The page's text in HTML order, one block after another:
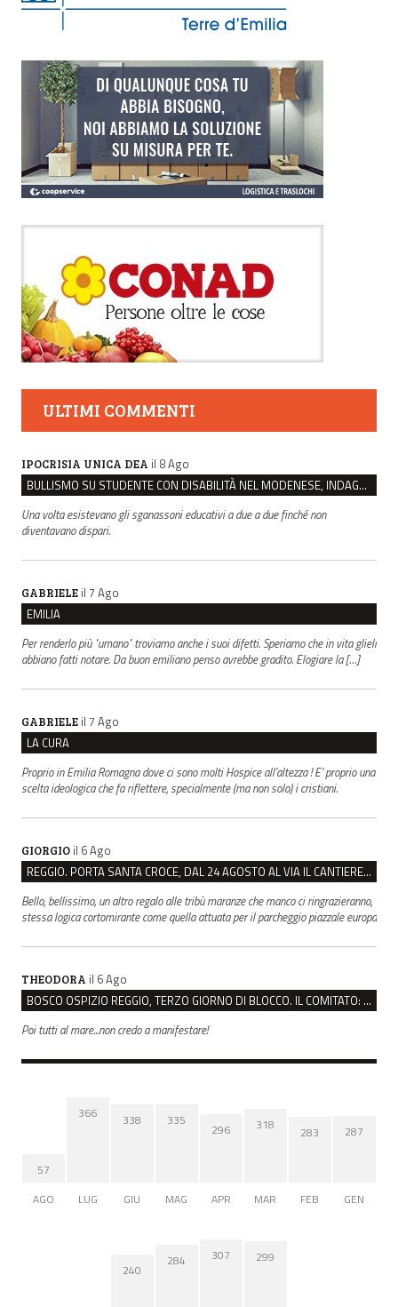
ULTIMI COMMENTI
IPOCRISIA UNICA DEA il 8 Ago
BULLISMO SU STUDENTE CON DISABILITÀ NEL MODENESE, INDAGATI DUE RAGAZZI DI 16 ANNI
Una volta esistevano gli sganassoni educativi a due a due finché non
diventavano dispari.
GABRIELE il 7 Ago
EMILIA
Per renderlo più "umano" troviamo anche i suoi difetti. Speriamo che in vita glieli
abbiano fatti notare. Da buon emiliano penso avrebbe gradito. Elogiare la […]
GABRIELE il 7 Ago
LA CURA
Proprio in Emilia Romagna dove ci sono molti Hospice all’altezza ! E’ proprio una
scelta ideologica che fa riflettere, specialmente (ma non solo) i cristiani.
GIORGIO il 6 Ago
REGGIO. PORTA SANTA CROCE, DAL 24 AGOSTO AL VIA IL CANTIERE PER IL NUOVO COLLETTORE FOGNARIO
Bello, bellissimo, un altro regalo alle tribù maranze che manco ci ringrazieranno,
stessa logica cortomirante come quella attuata per il parcheggio piazzale europa
THEODORA il 6 Ago
BOSCO OSPIZIO REGGIO, TERZO GIORNO DI BLOCCO. IL COMITATO: “PRESIDIO FINO A VENERDÌ”
Poi tutti al mare...non credo a manifestare!
57
AGO
366
LUG
338
GIU
335
MAG
296
APR
318
MAR
283
FEB
287
GEN
240
284 307 299